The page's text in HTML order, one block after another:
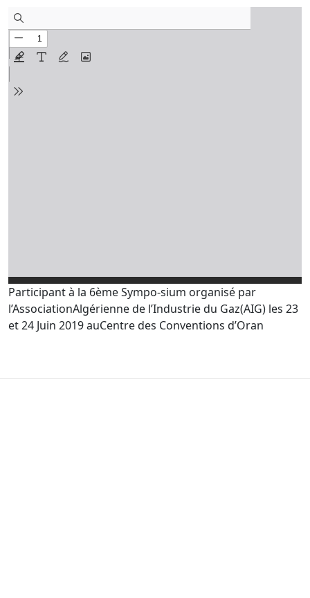
Participant à la 6ème Sympo-sium organisé par
l’AssociationAlgérienne de l’Industrie du Gaz(AIG) les 23
et 24 Juin 2019 auCentre des Conventions d’Oran